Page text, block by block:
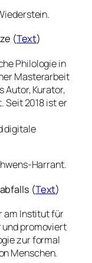
(Text)
Philologie in
Masterarbeit
Autor, Kurator,
Seit 2018 ist er
digitale
Harrant.
(Text)
am Institut für
und promoviert
zur formal
Menschen.